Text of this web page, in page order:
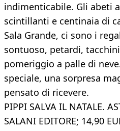
indimenticabile. Gli abeti
scintillanti e centinaia di
Sala Grande, ci sono i
sontuoso, petardi,
pomeriggio a palle di
speciale, una sorpresa
pensato di ricevere.
PIPPI SALVA IL NATALE.
SALANI EDITORE; 14,90